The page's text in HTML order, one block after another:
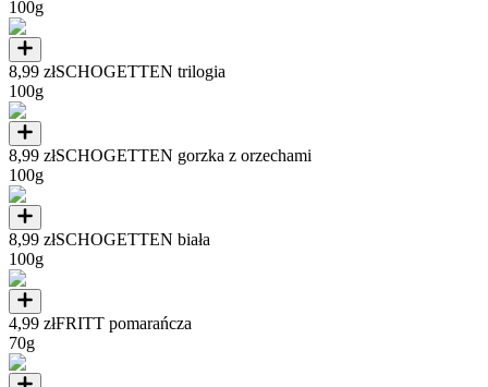
100g
8,99 złSCHOGETTEN trilogia
100g
8,99 złSCHOGETTEN gorzka z orzechami
100g
8,99 złSCHOGETTEN biała
100g
4,99 złFRITT pomarańcza
70g